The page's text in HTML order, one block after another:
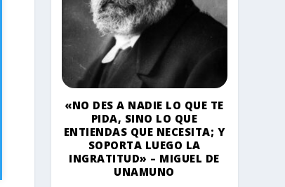
«NO DES A NADIE LO QUE TE
PIDA, SINO LO QUE
ENTIENDAS QUE NECESITA; Y
SOPORTA LUEGO LA
INGRATITUD» – MIGUEL DE
UNAMUNO